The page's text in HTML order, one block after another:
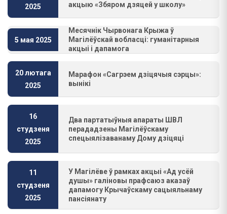
2025
акцыю «Збяром дзяцей у школу»
5 мая 2025
Месячнік Чырвонага Крыжа ў
Магілёўскай вобласці: гуманітарныя
акцыі і дапамога
20 лютага
2025
Марафон «Сагрэем дзіцячыя сэрцы»:
вынікі
16
студзеня
2025
Два партатыўныя апараты ШВЛ
перададзены Магілёўскаму
спецыялізаванаму Дому дзіцяці
11
студзеня
2025
У Магілёве ў рамках акцыі «Ад усёй
душы» галіновы прафсаюз аказаў
дапамогу Крычаўскаму сацыяльнаму
пансіянату